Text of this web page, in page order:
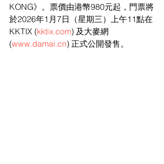
KONG》。票價由港幣980元起，門票將
於2026年1月7日（星期三）上午11點在
KKTIX (kktix.com) 及大麥網
(www.damai.cn) 正式公開發售。